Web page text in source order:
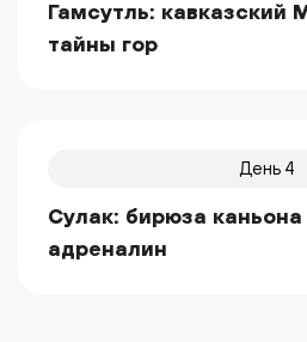
Гамсутль: кавказский
тайны гор
День 4
Сулак: бирюза каньона
адреналин